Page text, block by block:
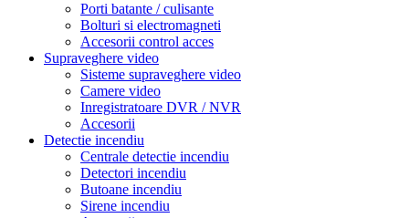
Porti batante / culisante
Bolturi si electromagneti
Accesorii control acces
Supraveghere video
Sisteme supraveghere video
Camere video
Inregistratoare DVR / NVR
Accesorii
Detectie incendiu
Centrale detectie incendiu
Detectori incendiu
Butoane incendiu
Sirene incendiu